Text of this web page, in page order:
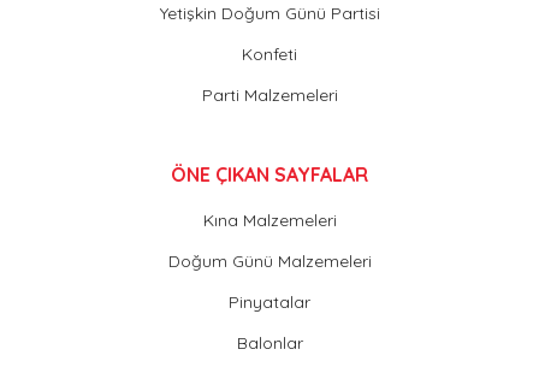
Yetişkin Doğum Günü Partisi
Konfeti
Parti Malzemeleri
ÖNE ÇIKAN SAYFALAR
Kına Malzemeleri
Doğum Günü Malzemeleri
Pinyatalar
Balonlar